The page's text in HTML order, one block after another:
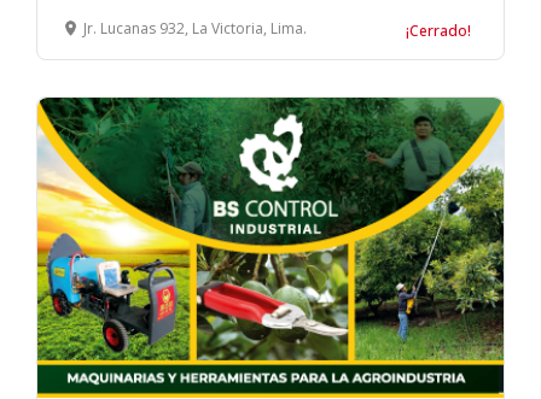
Jr. Lucanas 932, La Victoria, Lima. ¡Cerrado!